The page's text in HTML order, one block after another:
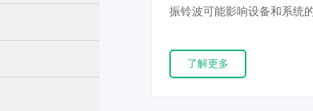
振铃波可能影响设备和系统
子设备、装置或系统遭受振
性能。产品满足IEC61000-4-
了解更多